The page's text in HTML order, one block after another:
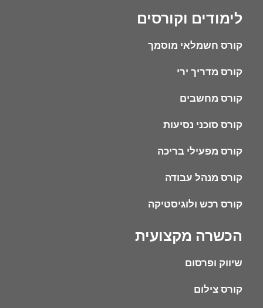
הכשרה מקצועית
שיווק ופרסום
קורס צילום
לימודים וקורסים
קורס חשמלאי מוסמך
קורס מדריך ירי
קורס מחשבים
קורס סוכני נסיעות
קורס מפעילי בריכה
קורס מנהל עבודה
קורס רכש ולוגיסטיקה